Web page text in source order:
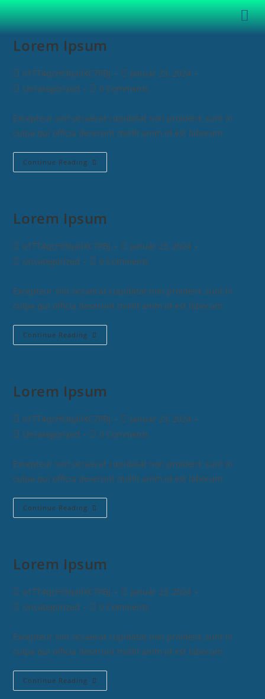
Lorem Ipsum
o1TT4qcHI3qailXC7PBj
január 23, 2024
Uncategorized
0 Comments
Excepteur sint occaecat cupidatat non proident, sunt in
culpa qui officia deserunt mollit anim id est laborum
Continue Reading
Lorem Ipsum
o1TT4qcHI3qailXC7PBj
január 23, 2024
Uncategorized
0 Comments
Excepteur sint occaecat cupidatat non proident, sunt in
culpa qui officia deserunt mollit anim id est laborum
Continue Reading
Lorem Ipsum
o1TT4qcHI3qailXC7PBj
január 23, 2024
Uncategorized
0 Comments
Excepteur sint occaecat cupidatat non proident, sunt in
culpa qui officia deserunt mollit anim id est laborum
Continue Reading
Lorem Ipsum
o1TT4qcHI3qailXC7PBj
január 23, 2024
Uncategorized
0 Comments
Excepteur sint occaecat cupidatat non proident, sunt in
culpa qui officia deserunt mollit anim id est laborum
Continue Reading